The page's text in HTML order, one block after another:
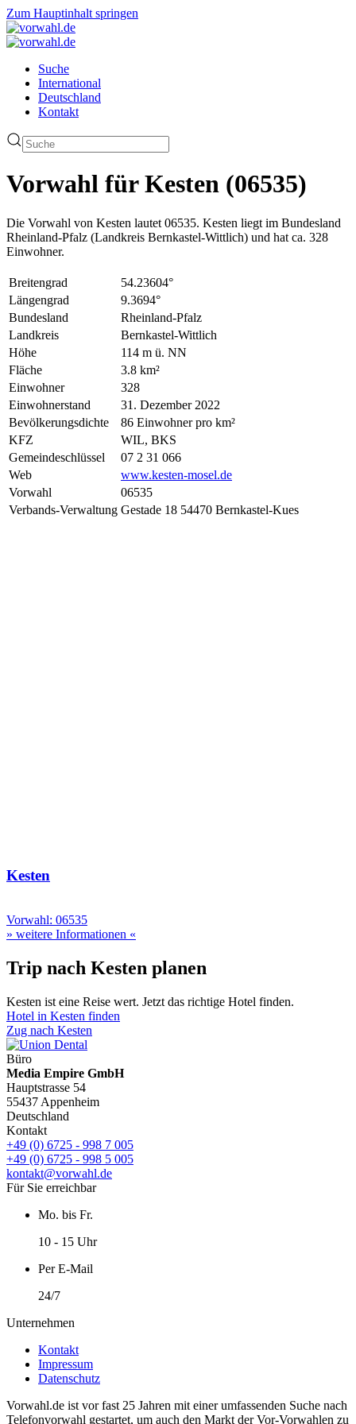
Zum Hauptinhalt springen
Suche
International
Deutschland
Kontakt
Vorwahl für Kesten (06535)
Die Vorwahl von Kesten lautet 06535. Kesten liegt im Bundesland
Rheinland-Pfalz (Landkreis Bernkastel-Wittlich) und hat ca. 328
Einwohner.
Breitengrad
54.23604°
Längengrad
9.3694°
Bundesland
Rheinland-Pfalz
Landkreis
Bernkastel-Wittlich
Höhe
114 m ü. NN
Fläche
3.8 km²
Einwohner
328
Einwohnerstand
31. Dezember 2022
Bevölkerungsdichte
86 Einwohner pro km²
KFZ
WIL, BKS
Gemeindeschlüssel
07 2 31 066
Web
www.kesten-mosel.de
Vorwahl
06535
Verbands-Verwaltung Gestade 18 54470 Bernkastel-Kues
Kesten
Vorwahl: 06535
» weitere Informationen «
Trip nach Kesten planen
Kesten ist eine Reise wert. Jetzt das richtige Hotel finden.
Hotel in Kesten finden
Zug nach Kesten
Büro
Media Empire GmbH
Hauptstrasse 54
55437 Appenheim
Deutschland
Kontakt
+49 (0) 6725 - 998 7 005
+49 (0) 6725 - 998 5 005
kontakt@vorwahl.de
Für Sie erreichbar
Mo. bis Fr.
10 - 15 Uhr
Per E-Mail
24/7
Unternehmen
Kontakt
Impressum
Datenschutz
Vorwahl.de ist vor fast 25 Jahren mit einer umfassenden Suche nach
Telefonvorwahl gestartet, um auch den Markt der Vor-Vorwahlen zu